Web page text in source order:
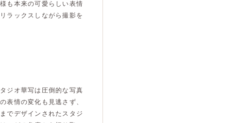
も本来の可愛らしい表情
ラックスしながら撮影を
ジオ華写は圧倒的な写真
表情の変化も見逃さず、
でデザインされたスタジ